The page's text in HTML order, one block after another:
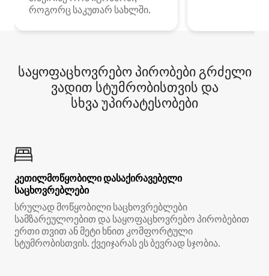
როგორც საკუთარ სახლში.
საყოფაცხოვრებო პირობები გრძელი
ვადით სტუმრობისთვის და
სხვა უპირატესობები
კეთილმოწყობილი დასაქირავებელი
საცხოვრებლები
სრულად მოწყობილი საცხოვრებლები
სამზარეულოებით და საყოფაცხოვრებო პირობებით
ერთი თვით ან მეტი ხნით კომფორტული
სტუმრობისთვის. ქვეიჯარას ეს ბევრად სჯობია.